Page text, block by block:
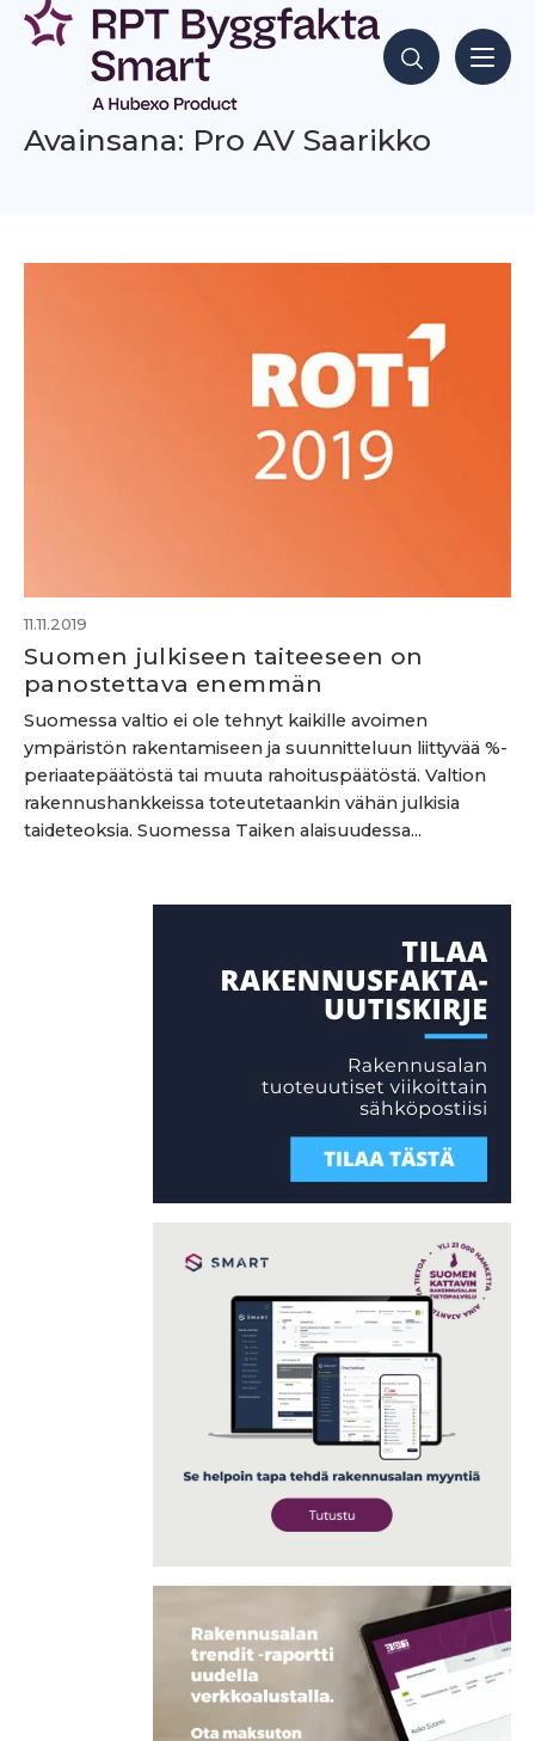
Siirry
sisältöön
Hae sisältöjä
Avainsana: Pro AV Saarikko
11.11.2019
Suomen julkiseen taiteeseen on
panostettava enemmän
Suomessa valtio ei ole tehnyt kaikille avoimen
ympäristön rakentamiseen ja suunnitteluun liittyvää %-
periaatepäätöstä tai muuta rahoituspäätöstä. Valtion
rakennushankkeissa toteutetaankin vähän julkisia
taideteoksia. Suomessa Taiken alaisuudessa...